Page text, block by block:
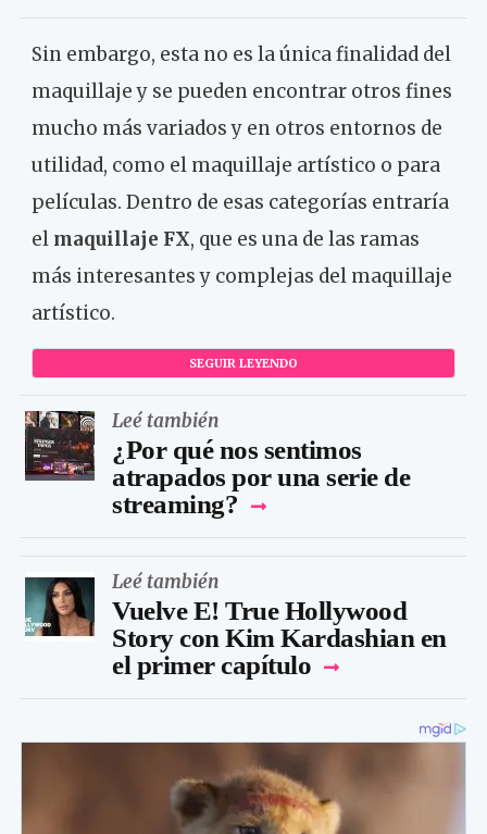
Sin embargo, esta no es la única finalidad del
maquillaje y se pueden encontrar otros fines
mucho más variados y en otros entornos de
utilidad, como el maquillaje artístico o para
películas. Dentro de esas categorías entraría
el maquillaje FX, que es una de las ramas
más interesantes y complejas del maquillaje
artístico.
SEGUIR LEYENDO
Leé también
¿Por qué nos sentimos
atrapados por una serie de
streaming?
Leé también
Vuelve E! True Hollywood
Story con Kim Kardashian en
el primer capítulo